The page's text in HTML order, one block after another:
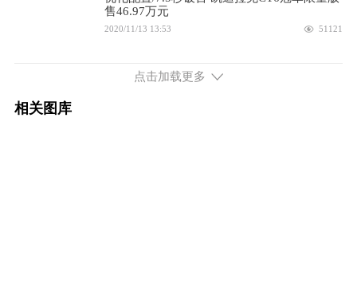
售46.97万元
2020/11/13 13:53 51121
克CT6比沃尔沃S90强在哪
2020/04/27 16:36
点击加载更多
相关图库